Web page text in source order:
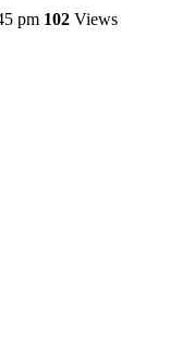
pm 102 Views